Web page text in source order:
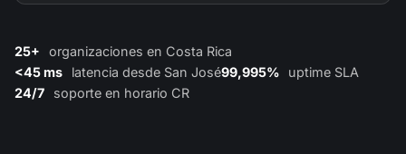
25+
organizaciones en Costa Rica
<45 ms
latencia desde San José99,995%
uptime SLA
24/7
soporte en horario CR